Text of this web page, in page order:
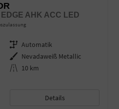
AHK ACC LED
Getriebe Automatik
Außenfarbe Nevadaweiß Metallic
Kilometerstand 10 km
Details